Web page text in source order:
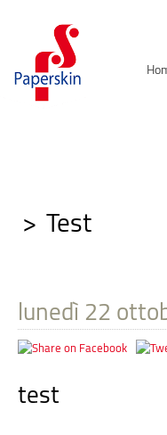
> Test
lunedì 22
test